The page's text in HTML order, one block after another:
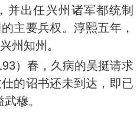
并出任兴州诸军都统制
主要兵权。淳熙五年，
州知州。
）春，久病的吴挺请求
的诏书还未到达，即已
穆。